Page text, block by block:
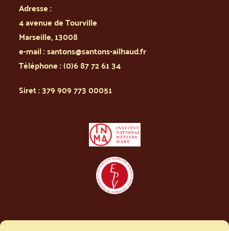
Adresse :
4 avenue de Tourville
Marseille,13008
e-mail :santons@santons-ailhaud.fr
Téléphone :(0)6 87 72 61 34
Siret : 379 909 773 00051